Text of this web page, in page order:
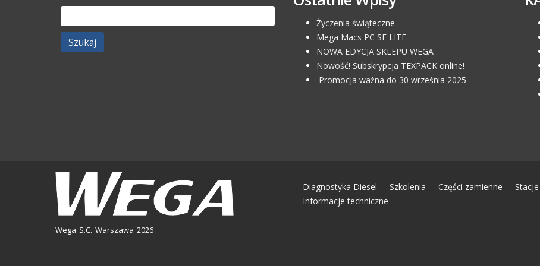
Szukaj:
Życzenia świąteczne
Mega Macs PC SE LITE
NOWA EDYCJA SKLEPU WEGA
Nowość! Subskrypcja TEXPACK online!
Promocja ważna do 30 września 2025
Wega S.C. Warszawa 2026
Diagnostyka Diesel Szkolenia Części zamienne
Informacje techniczne